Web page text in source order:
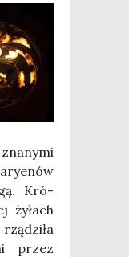
Kró­
żyłach
przez